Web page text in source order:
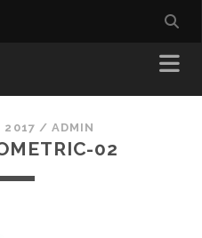
2017 / ADMIN
02